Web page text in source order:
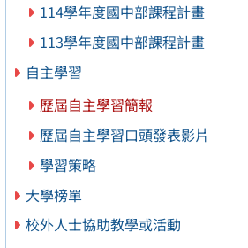
114學年度國中部課程計畫
113學年度國中部課程計畫
自主學習
歷屆自主學習簡報
歷屆自主學習口頭發表影片
學習策略
大學榜單
校外人士協助教學或活動